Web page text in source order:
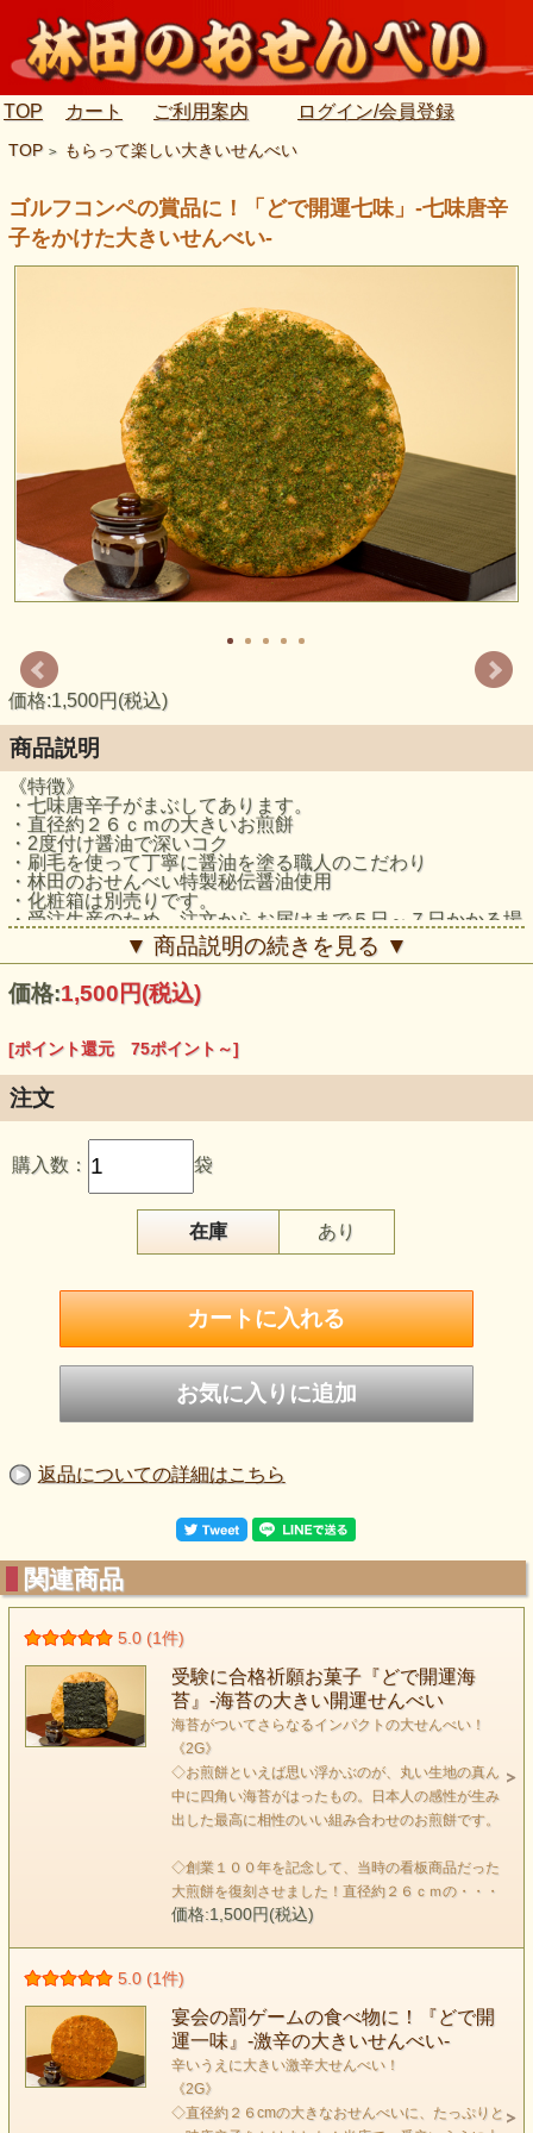
TOP カート ご利用案内 ログイン/会員登録
TOP > もらって楽しい大きいせんべい
ゴルフコンペの賞品に！「どで開運七味」-七味唐辛
子をかけた大きいせんべい-
価格:1,500円(税込)
商品説明
《特徴》
・七味唐辛子がまぶしてあります。
・直径約２６ｃｍの大きいお煎餅
・2度付け醤油で深いコク
・刷毛を使って丁寧に醤油を塗る職人のこだわり
・林田のおせんべい特製秘伝醤油使用
・化粧箱は別売りです。
・受注生産のため、注文からお届けまで５日～７日かかる場
合がございます。
◇青のりの豊かな甘みと唐辛子のピリッとした刺激が調和し
た旨辛タイプのお煎餅です。クセのないピリ辛で、食べやす
◇創業１００年を記念して、当時の看板商品だった大煎餅を
復刻させました！直径２６ｃｍのとても大きいお煎餅です。
◇縁起良く「開運」と大きく施したパッケージ。裏には沢山
式」など、イベントのサプライズにお使いください！
◇長く伝わる特製醤油の味と生地のコクは、一度食べたらや
◇お煎餅と相性が良い海苔、唐辛子、醤油。ぜひそこにお茶
をご用意してお召し上がりください。
《原材料名》 うるち米 醤油 みりん 七味唐辛子 調味
料（アミノ酸等） （原材料の一部に大豆・小麦を含む）
着色料（黄4 黄5 赤104 赤106）
▼ 商品説明の続きを見る ▼
価格:1,500円(税込)
[ポイント還元 75ポイント～]
注文
購入数： 袋
在庫 あり
返品についての詳細はこちら
関連商品
5.0 (1件)
受験に合格祈願お菓子『どで開運海
苔』-海苔の大きい開運せんべい
海苔がついてさらなるインパクトの大せんべい！
《2G》
◇お煎餅といえば思い浮かぶのが、丸い生地の真ん
中に四角い海苔がはったもの。日本人の感性が生み
出した最高に相性のいい組み合わせのお煎餅です。
◇創業１００年を記念して、当時の看板商品だった
大煎餅を復刻させました！直径約２６ｃｍの・・・
価格:1,500円(税込)
5.0 (1件)
宴会の罰ゲームの食べ物に！『どで開
運一味』-激辛の大きいせんべい-
辛いうえに大きい激辛大せんべい！
《2G》
◇直径約２６cmの大きなおせんべいに、たっぷりと